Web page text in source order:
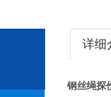
详细
钢丝绳探